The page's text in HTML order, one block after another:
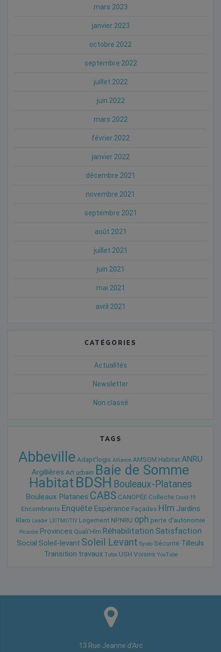
mars 2023
janvier 2023
octobre 2022
septembre 2022
juillet 2022
juin 2022
mars 2022
février 2022
janvier 2022
décembre 2021
novembre 2021
septembre 2021
août 2021
juillet 2021
juin 2021
mai 2021
avril 2021
CATÉGORIES
Actualités
Newsletter
Non classé
TAGS
Abbeville Adapt'logis Alliance AMSOM Habitat ANRU
Argillières Art urbain Baie de Somme
HabitatBDSH Bouleaux-Platanes
Bouleaux Platanes CABS CANOPÉE Collecte Covid-19
Encombrants Enquête Espérance Façades Hlm Jardins
Klaro Leader LEITMOTIV Logement NPNRU oph perte d'autonomie
Picardie Provinces Quali'Hlm Réhabilitation Satisfaction
Social Soleil-levant Soleil Levant Synéo Sécurité Tilleuls
Transition travaux Tutos USH Voisins YouTube
13 Rue Jeanne d’Arc